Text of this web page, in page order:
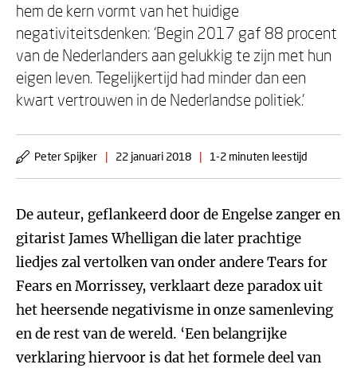
hem de kern vormt van het huidige
negativiteitsdenken: ‘Begin 2017 gaf 88 procent
van de Nederlanders aan gelukkig te zijn met hun
eigen leven. Tegelijkertijd had minder dan een
kwart vertrouwen in de Nederlandse politiek.’
Peter Spijker | 22 januari 2018 | 1-2 minuten leestijd
De auteur, geflankeerd door de Engelse zanger en
gitarist James Whelligan die later prachtige
liedjes zal vertolken van onder andere Tears for
Fears en Morrissey, verklaart deze paradox uit
het heersende negativisme in onze samenleving
en de rest van de wereld. ‘Een belangrijke
verklaring hiervoor is dat het formele deel van